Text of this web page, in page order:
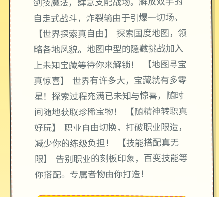
剑技魔法，肆意支配战场。解放双手的
自走式战斗，炸裂输由于引爆一切场。
【世界探索真自由】 探索国度地图，领
略各地风貌。地图中型的隐藏挑战加入
上未知宝藏等待你来解锁！ 【地图寻宝
真惊喜】 世界有许多大，宝藏就有多零
星！探索过程充满已未知与惊喜，随时
间随地获取珍稀宝物！ 【随精神转职真
好玩】 职业自由切换，打破职业限造，
减少你的练级负担！ 【技能搭配真无
限】 告别职业的刻板印象，百变技能等
你搭配。专属者物由你打造！